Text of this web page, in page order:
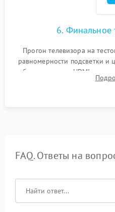
6. Финальное
Прогон телевизора на
равномерности подсветки и
работы разъемов HDMI,
в рабочем режиме в
FAQ. Ответы на